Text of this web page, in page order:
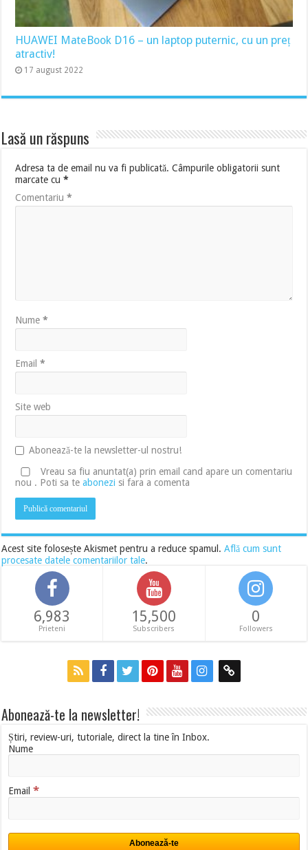
HUAWEI MateBook D16 – un laptop puternic, cu un preț
atractiv!
17 august 2022
Lasă un răspuns
Adresa ta de email nu va fi publicată. Câmpurile obligatorii sunt
marcate cu*
Comentariu*
Nume*
Email*
Site web
Abonează-te la newsletter-ul nostru!
Vreau sa fiu anuntat(a) prin email cand apare un comentariu
nou . Poti sa teabonezi si fara a comenta
Acest site folosește Akismet pentru a reduce spamul.Află cum sunt
procesate datele comentariilor tale.
6,983
Prieteni
15,500
Subscribers
0
Followers
Abonează-te la newsletter!
Știri, review-uri, tutoriale, direct la tine în Inbox.
Nume
Email*